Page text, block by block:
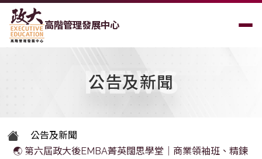
高階管理發展中心
公告及新聞
NEWS
公告及新聞
🌏 第六屆政大後EMBA菁英闊思學堂｜商業領袖班、精鍊